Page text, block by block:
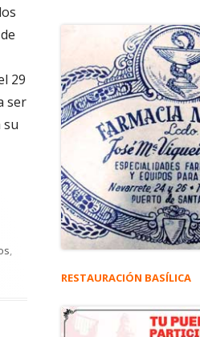
29
ser
su
presidente de Guatemala"
,
RESTAURACIÓN BASÍLICA